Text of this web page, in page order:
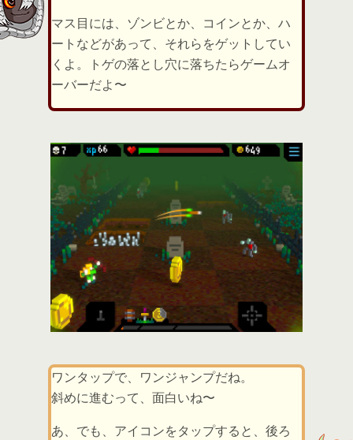
マス目には、ゾンビとか、コインとか、ハ
ートなどがあって、それらをゲットしてい
くよ。トゲの落とし穴に落ちたらゲームオ
ーバーだよ〜
ワンタップで、ワンジャンプだね。
斜めに進むって、面白いね〜
あ、でも、アイコンをタップすると、後ろ